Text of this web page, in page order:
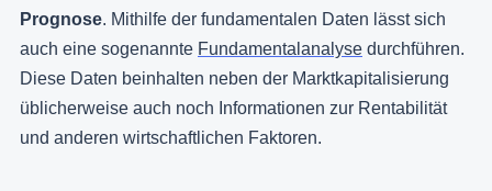
Prognose. Mithilfe der fundamentalen Daten lässt sich
auch eine sogenannte Fundamentalanalyse durchführen.
Diese Daten beinhalten neben der Marktkapitalisierung
üblicherweise auch noch Informationen zur Rentabilität
und anderen wirtschaftlichen Faktoren.